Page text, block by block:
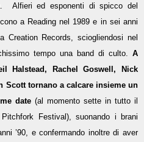
Alfieri ed esponenti di spicco del
a Reading nel 1989 e in sei anni
Creation Records, sciogliendosi nel
tempo una band di culto. A
Halstead, Rachel Goswell, Nick
Scott tornano a calcare insieme un
date (al momento sette in tutto il
Festival), suonando i brani
’90, e confermando inoltre di aver